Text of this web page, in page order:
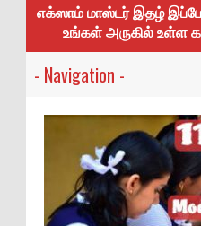
எக்ஸாம் மாஸ்டர் இதழ்
உங்கள் அருகில் உள்ள